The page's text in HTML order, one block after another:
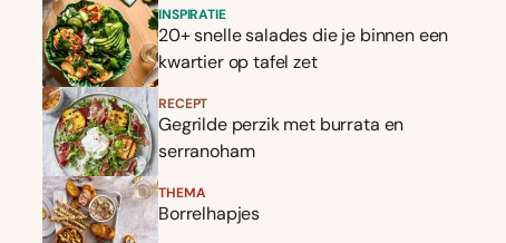
INSPIRATIE
20+ snelle salades die je binnen een
kwartier op tafel zet
RECEPT
Gegrilde perzik met burrata en
serranoham
THEMA
Borrelhapjes